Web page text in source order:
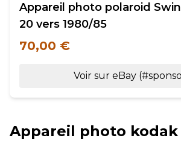
Appareil photo polaroid
20 vers 1980/85
70,00 €
Voir sur eBay
Appareil photo